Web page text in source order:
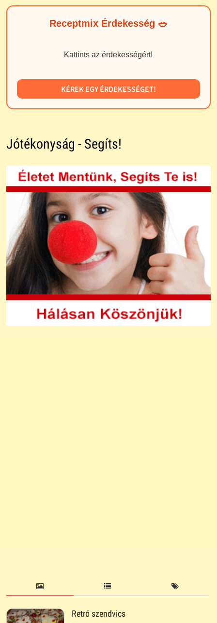
Receptmix Érdekesség 🥗
Kattints az érdekességért!
KÉREK EGY ÉRDEKESSÉGET!
Jótékonyság - Segíts!
Retró szendvics